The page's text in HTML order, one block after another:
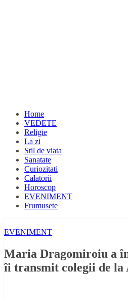
Home
VEDETE
Religie
La zi
Stil de viata
Sanatate
Curiozitati
Calatorii
Horoscop
EVENIMENT
Frumusete
EVENIMENT
Maria Dragomiroiu a
îi transmit colegii de la